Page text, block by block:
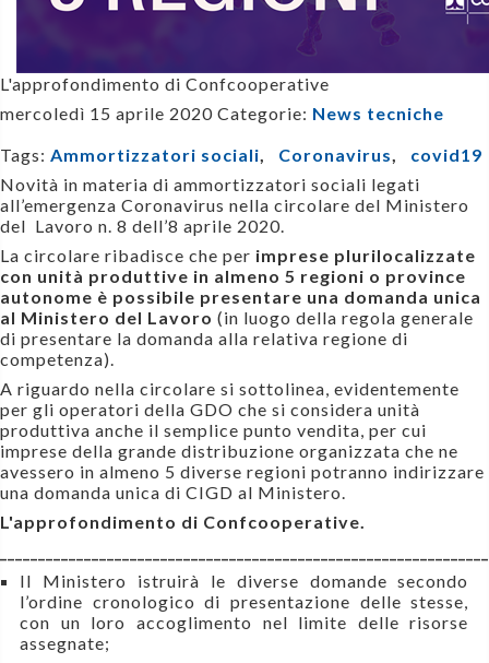
L'approfondimento di Confcooperative
mercoledì 15 aprile 2020 Categorie: News tecniche
Tags: Ammortizzatori sociali, Coronavirus, covid19
Novità in materia di ammortizzatori sociali legati
all’emergenza Coronavirus nella circolare del Ministero
del Lavoro n. 8 dell’8 aprile 2020.
La circolare ribadisce che per imprese plurilocalizzate
con unità produttive in almeno 5 regioni o province
autonome è possibile presentare una domanda unica
al Ministero del Lavoro (in luogo della regola generale
di presentare la domanda alla relativa regione di
competenza).
A riguardo nella circolare si sottolinea, evidentemente
per gli operatori della GDO che si considera unità
produttiva anche il semplice punto vendita, per cui
imprese della grande distribuzione organizzata che ne
avessero in almeno 5 diverse regioni potranno indirizzare
una domanda unica di CIGD al Ministero.
L'approfondimento di Confcooperative.
Il Ministero istruirà le diverse domande secondo
l’ordine cronologico di presentazione delle stesse,
con un loro accoglimento nel limite delle risorse
assegnate;